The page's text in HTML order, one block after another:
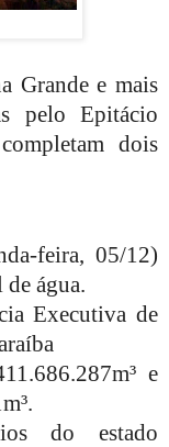
Grande e mais
pelo Epitácio
dois
feira, 05/12)
água.
Executiva de
e
do estado